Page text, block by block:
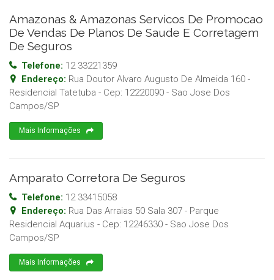
Amazonas & Amazonas Servicos De Promocao
De Vendas De Planos De Saude E Corretagem
De Seguros
Telefone: 12 33221359
Endereço: Rua Doutor Alvaro Augusto De Almeida 160 -
Residencial Tatetuba - Cep: 12220090 - Sao Jose Dos
Campos/SP
Mais Informações
Amparato Corretora De Seguros
Telefone: 12 33415058
Endereço: Rua Das Arraias 50 Sala 307 - Parque
Residencial Aquarius - Cep: 12246330 - Sao Jose Dos
Campos/SP
Mais Informações